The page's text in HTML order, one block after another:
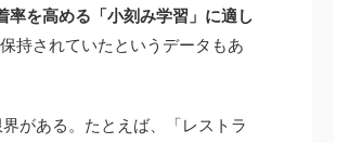
率を高める「小刻み学習」に適し
持されていたというデータもあ
界がある。たとえば、「レストラ